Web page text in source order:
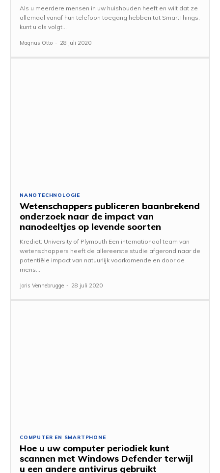
Als u meerdere mensen in uw huishouden heeft en wilt dat ze
allemaal vanaf hun telefoon toegang hebben tot SmartThings,
kunt u als volgt...
Magnus Otto - 28 juli 2020
NANOTECHNOLOGIE
Wetenschappers publiceren baanbrekend
onderzoek naar de impact van
nanodeeltjes op levende soorten
Krediet: University of Plymouth Een internationaal team van
wetenschappers heeft de allereerste studie afgerond naar de
potentiële impact van natuurlijk voorkomende en door de
mens...
Joris Vennebrugge - 28 juli 2020
COMPUTER EN SMARTPHONE
Hoe u uw computer periodiek kunt
scannen met Windows Defender terwijl
u een andere antivirus gebruikt